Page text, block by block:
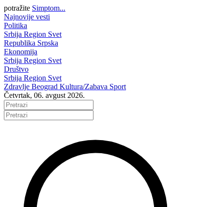
potražite Simptom...
Najnovije vesti
Politika
Srbija Region Svet
Republika Srpska
Ekonomija
Srbija Region Svet
Društvo
Srbija Region Svet
Zdravlje Beograd Kultura/Zabava Sport
Četvrtak, 06. avgust 2026.